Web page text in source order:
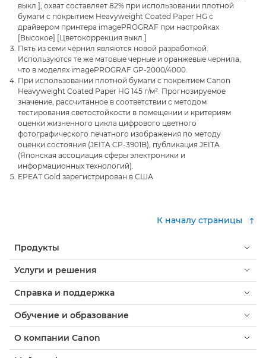
выкл.]; охват составляет 82% при использовании плотной
бумаги с покрытием Heavyweight Coated Paper HG с
драйвером принтера imagePROGRAF при настройках
[Высокое] [Цветокоррекция выкл.]
Пять из семи чернил являются новой разработкой.
Используются те же матовые черные и оранжевые чернила,
что в моделях imagePROGRAF GP-2000/4000.
При использовании плотной бумаги с покрытием Canon
Heavyweight Coated Paper HG 145 г/м². Прогнозируемое
значение, рассчитанное в соответствии с методом
тестирования светостойкости в помещении и критериям
оценки жизненного цикла цифрового цветного
фотографического печатного изображения по методу
оценки состояния (JEITA CP-3901B), публикация JEITA
(Японская ассоциация сферы электроники и
информационных технологий).
EPEAT Gold зарегистрирован в США
К началу страницы
Продукты
Услуги и решения
Справка и поддержка
Обучение и образование
О компании Canon